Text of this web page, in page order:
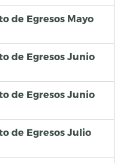
de Egresos Mayo
de Egresos Junio
de Egresos Junio
de Egresos Julio